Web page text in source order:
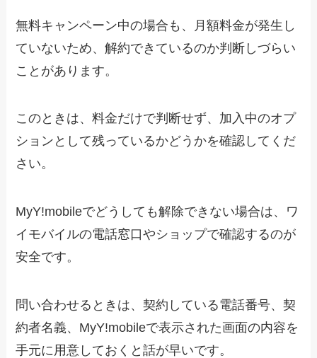
無料キャンペーン中の場合も、月額料金が発生し
ていないため、解約できているのか判断しづらい
ことがあります。
このときは、料金だけで判断せず、加入中のオプ
ションとして残っているかどうかを確認してくだ
さい。
MyY!mobileでどうしても解除できない場合は、ワ
イモバイルの電話窓口やショップで確認するのが
安全です。
問い合わせるときは、契約している電話番号、契
約者名義、MyY!mobileで表示された画面の内容を
手元に用意しておくと話が早いです。